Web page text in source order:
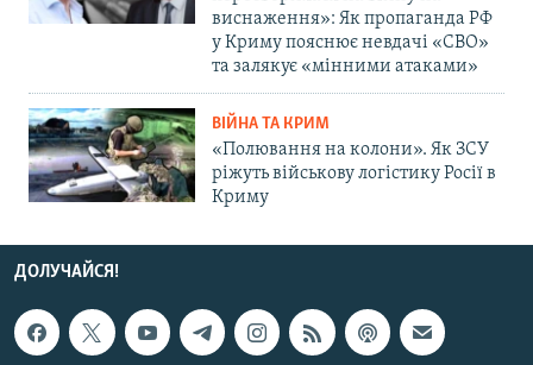
виснаження»: Як пропаганда РФ
у Криму пояснює невдачі «СВО»
та залякує «мінними атаками»
ВІЙНА ТА КРИМ
«Полювання на колони». Як ЗСУ
ріжуть військову логістику Росії в
Криму
ДОЛУЧАЙСЯ!